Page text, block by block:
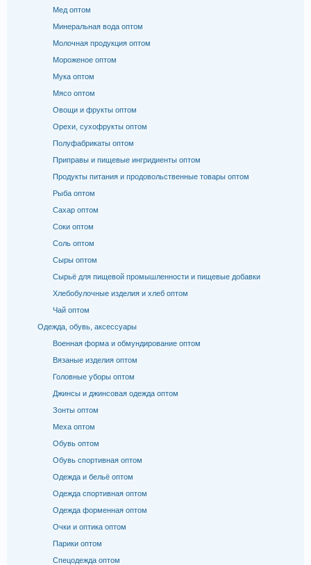
Мед оптом
Минеральная вода оптом
Молочная продукция оптом
Мороженое оптом
Мука оптом
Мясо оптом
Овощи и фрукты оптом
Орехи, сухофрукты оптом
Полуфабрикаты оптом
Приправы и пищевые ингридиенты оптом
Продукты питания и продовольственные товары оптом
Рыба оптом
Сахар оптом
Соки оптом
Соль оптом
Сыры оптом
Сырьё для пищевой промышленности и пищевые добавки
Хлебобулочные изделия и хлеб оптом
Чай оптом
Одежда, обувь, аксессуары
Военная форма и обмундирование оптом
Вязаные изделия оптом
Головные уборы оптом
Джинсы и джинсовая одежда оптом
Зонты оптом
Меха оптом
Обувь оптом
Обувь спортивная оптом
Одежда и бельё оптом
Одежда спортивная оптом
Одежда форменная оптом
Очки и оптика оптом
Парики оптом
Спецодежда оптом